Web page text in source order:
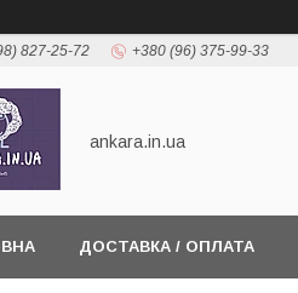
827-25-72 +380 (96) 375-99-33
ankara.in.ua
ДОСТАВКА / ОПЛАТА